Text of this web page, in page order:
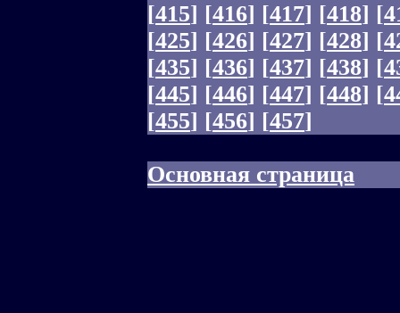
[415] [416] [417] [418] [
[425] [426] [427] [428] [
[435] [436] [437] [438] [
[445] [446] [447] [448] [
[455] [456] [457]
Основная страница